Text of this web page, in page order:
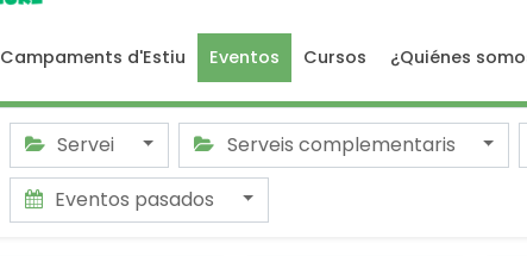
Campaments d'Estiu Eventos Cursos ¿Quiénes
Servei Serveis complementaris
Eventos pasados